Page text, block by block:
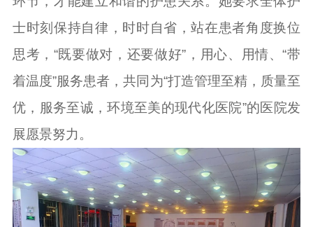
士时刻保持自律，时时自省，站在患者角度换位
思考，“既要做对，还要做好”，用心、用情、“带
着温度”服务患者，共同为“打造管理至精，质量至
优，服务至诚，环境至美的现代化医院”的医院发
展愿景努力。